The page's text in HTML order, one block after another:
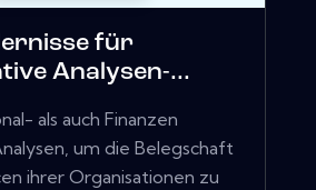
für
Analysen-...
als auch Finanzen
um die Belegschaft
ihrer Organisationen zu